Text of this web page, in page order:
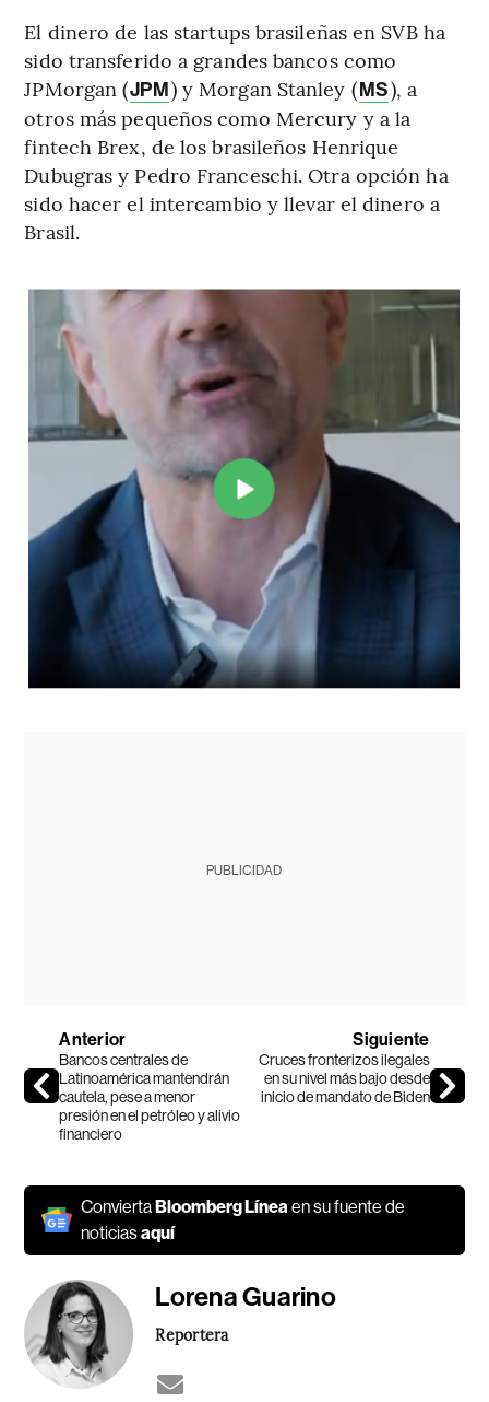
El dinero de las startups brasileñas en SVB ha
sido transferido a grandes bancos como
JPMorgan (JPM) y Morgan Stanley (MS), a
otros más pequeños como Mercury y a la
fintech Brex, de los brasileños Henrique
Dubugras y Pedro Franceschi. Otra opción ha
sido hacer el intercambio y llevar el dinero a
Brasil.
PUBLICIDAD
Anterior
Bancos centrales de
Latinoamérica mantendrán
cautela, pese a menor
presión en el petróleo y alivio
financiero
Siguiente
Cruces fronterizos ilegales
en su nivel más bajo desde
inicio de mandato de Biden
ConviertaBloomberg Línea en su fuente de
noticiasaquí
Lorena Guarino
Reportera